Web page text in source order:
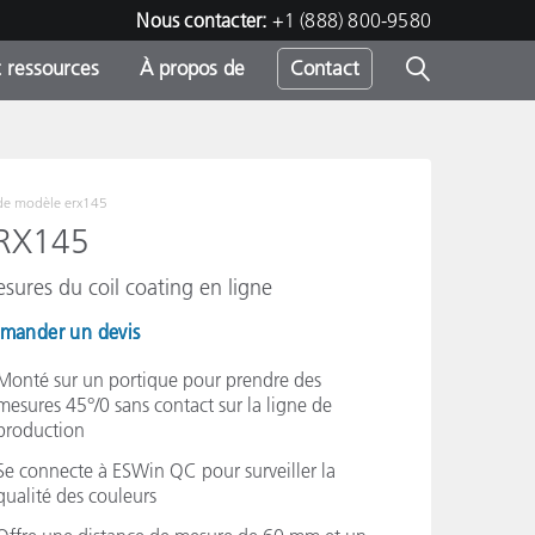
Nous contacter: +1 (888) 800-9580
À propos de Contact
modèleerx145
du coil coating en ligne
un devis
sur un portique pour prendre des
45°/0 sans contact sur la ligne de
connecte à ESWin QC pour surveiller la
des couleurs